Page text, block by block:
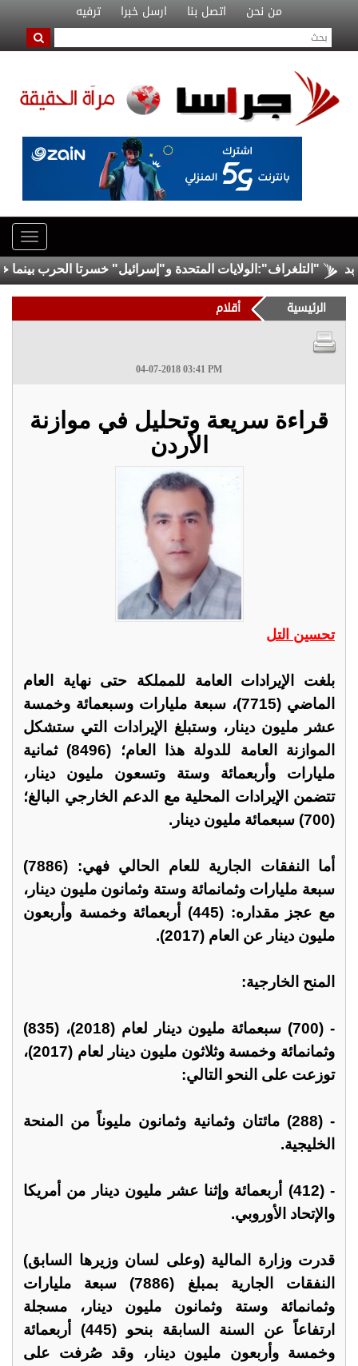
من نحن اتصل بنا ارسل خبرا ترفيه
"التلغراف":الولايات المتحدة و"إسرائيل" خسرتا الحرب بينما خرجت
الرئيسية أقلام
04-07-2018 03:41 PM
قراءة سريعة وتحليل في موازنة
الأردن
تحسين التل
بلغت الإيرادات العامة للمملكة حتى نهاية العام
الماضي (7715)، سبعة مليارات وسبعمائة وخمسة
عشر مليون دينار، وستبلغ الإيرادات التي ستشكل
الموازنة العامة للدولة هذا العام؛ (8496) ثمانية
مليارات وأربعمائة وستة وتسعون مليون دينار،
تتضمن الإيرادات المحلية مع الدعم الخارجي البالغ؛
(700) سبعمائة مليون دينار.
أما النفقات الجارية للعام الحالي فهي: (7886)
سبعة مليارات وثمانمائة وستة وثمانون مليون دينار،
مع عجز مقداره: (445) أربعمائة وخمسة وأربعون
مليون دينار عن العام (2017).
المنح الخارجية:
- (700) سبعمائة مليون دينار لعام (2018)، (835)
وثمانمائة وخمسة وثلاثون مليون دينار لعام (2017)،
توزعت على النحو التالي:
- (288) مائتان وثمانية وثمانون مليوناً من المنحة
الخليجية.
- (412) أربعمائة وإثنا عشر مليون دينار من أمريكا
والإتحاد الأوروبي.
قدرت وزارة المالية (وعلى لسان وزيرها السابق)
النفقات الجارية بمبلغ (7886) سبعة مليارات
وثمانمائة وستة وثمانون مليون دينار، مسجلة
ارتفاعاً عن السنة السابقة بنحو (445) أربعمائة
وخمسة وأربعون مليون دينار، وقد صُرفت على